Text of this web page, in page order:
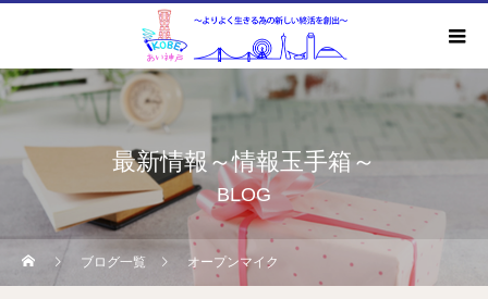
最新情報～情報玉手箱～
BLOG
ブログ一覧 オープンマイク